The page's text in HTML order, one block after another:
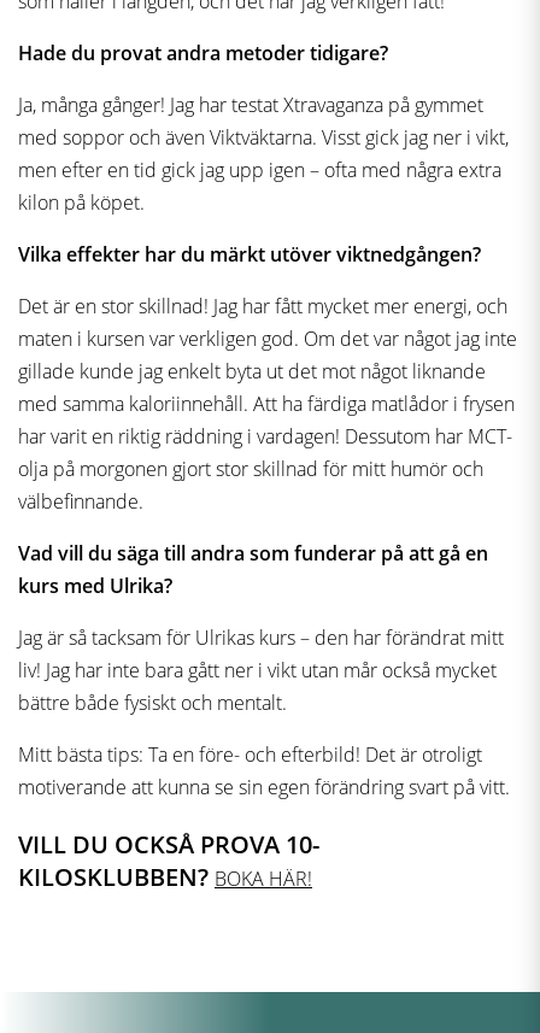
Hade du provat andra metoder tidigare?
Ja, många gånger! Jag har testat Xtravaganza på gymmet
med soppor och även Viktväktarna. Visst gick jag ner i vikt,
men efter en tid gick jag upp igen – ofta med några extra
kilon på köpet.
Vilka effekter har du märkt utöver viktnedgången?
Det är en stor skillnad! Jag har fått mycket mer energi, och
maten i kursen var verkligen god. Om det var något jag inte
gillade kunde jag enkelt byta ut det mot något liknande
med samma kaloriinnehåll. Att ha färdiga matlådor i frysen
har varit en riktig räddning i vardagen! Dessutom har MCT-
olja på morgonen gjort stor skillnad för mitt humör och
välbefinnande.
Vad vill du säga till andra som funderar på att gå en
kurs med Ulrika?
Jag är så tacksam för Ulrikas kurs – den har förändrat mitt
liv! Jag har inte bara gått ner i vikt utan mår också mycket
bättre både fysiskt och mentalt.
Mitt bästa tips: Ta en före- och efterbild! Det är otroligt
motiverande att kunna se sin egen förändring svart på vitt.
VILL DU OCKSÅ PROVA 10-
KILOSKLUBBEN? BOKA HÄR!